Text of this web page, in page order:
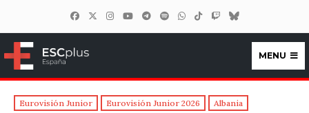
ESCplus España
MENU
Eurovisión Junior Eurovisión Junior 2026 Albania